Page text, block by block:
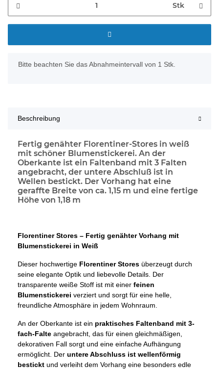
Stk
x
Bitte beachten Sie das Abnahmeintervall von 1 Stk.
Beschreibung
Fertig genähter Florentiner-Stores in weiß
mit schöner Blumenstickerei. An der
Oberkante ist ein Faltenband mit 3 Falten
angebracht, der untere Abschluß ist in
Wellen bestickt. Der Vorhang hat eine
geraffte Breite von ca. 1,15 m und eine fertige
Höhe von 1,18 m
Florentiner Stores – Fertig genähter Vorhang mit
Blumenstickerei in Weiß
Dieser hochwertige Florentiner Stores überzeugt durch
seine elegante Optik und liebevolle Details. Der
transparente weiße Stoff ist mit einer feinen
Blumenstickerei verziert und sorgt für eine helle,
freundliche Atmosphäre in jedem Wohnraum.
An der Oberkante ist ein praktisches Faltenband mit 3-
fach-Falte angebracht, das für einen gleichmäßigen,
dekorativen Fall sorgt und eine einfache Aufhängung
ermöglicht. Der untere Abschluss ist wellenförmig
bestickt und verleiht dem Vorhang eine besonders edle